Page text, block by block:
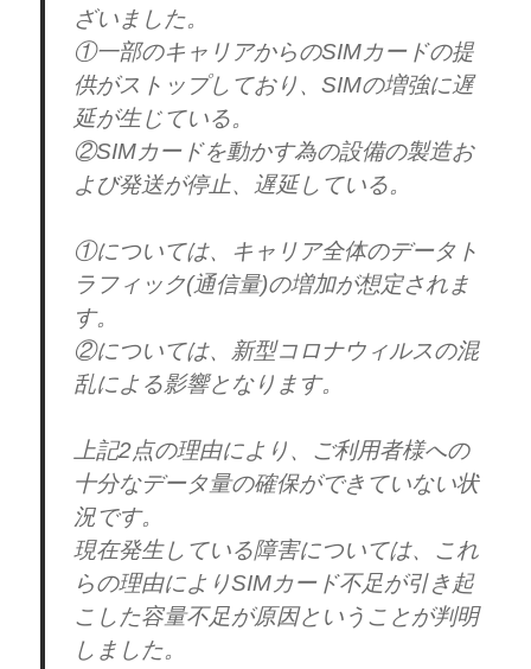
ざいました。
①一部のキャリアからのSIMカードの提
供がストップしており、SIMの増強に遅
延が生じている。
②SIMカードを動かす為の設備の製造お
よび発送が停止、遅延している。
①については、キャリア全体のデータト
ラフィック(通信量)の増加が想定されま
す。
②については、新型コロナウィルスの混
乱による影響となります。
上記2点の理由により、ご利用者様への
十分なデータ量の確保ができていない状
況です。
現在発生している障害については、これ
らの理由によりSIMカード不足が引き起
こした容量不足が原因ということが判明
しました。